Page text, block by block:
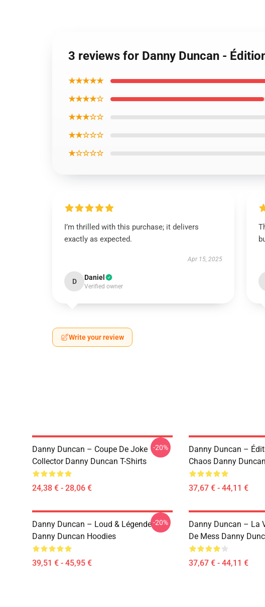
3 reviews for Danny Duncan -
★★★★★
★★★★☆
★★★☆☆
★★☆☆☆
★☆☆☆☆
I’m thrilled with this purchase; it delivers
exactly as expected.
Apr 15, 2025
D Daniel
Verified owner
Write your review
Danny Duncan – Coupe De Joke
Collector Danny Duncan T-Shirts
24,38 € - 28,06 €
-20%
Danny Duncan –
Chaos Danny
37,67 € - 44,11 €
Danny Duncan – Loud & Légende
Danny Duncan Hoodies
39,51 € - 45,95 €
-20%
Danny Duncan – La
De Mess Danny
37,67 € - 44,11 €